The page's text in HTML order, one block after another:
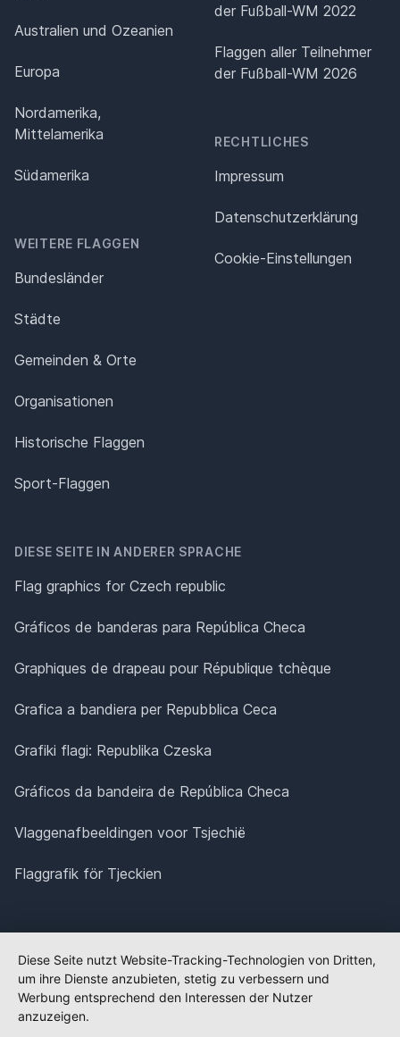
Australien und Ozeanien
Europa
Nordamerika,
Mittelamerika
Südamerika
WEITERE FLAGGEN
Bundesländer
Städte
Gemeinden & Orte
Organisationen
Historische Flaggen
Sport-Flaggen
der Fußball-WM 2022
Flaggen aller Teilnehmer
der Fußball-WM 2026
RECHTLICHES
Impressum
Datenschutz­erklärung
Cookie-Einstellungen
DIESE SEITE IN ANDERER SPRACHE
Flag graphics for Czech republic
Gráficos de banderas para República Checa
Graphiques de drapeau pour République tchèque
Grafica a bandiera per Repubblica Ceca
Grafiki flagi: Republika Czeska
Gráficos da bandeira de República Checa
Vlaggenafbeeldingen voor Tsjechië
Flaggrafik för Tjeckien
Diese Seite nutzt Website-Tracking-Technologien von Dritten,
um ihre Dienste anzubieten, stetig zu verbessern und
Werbung entsprechend den Interessen der Nutzer
anzuzeigen.